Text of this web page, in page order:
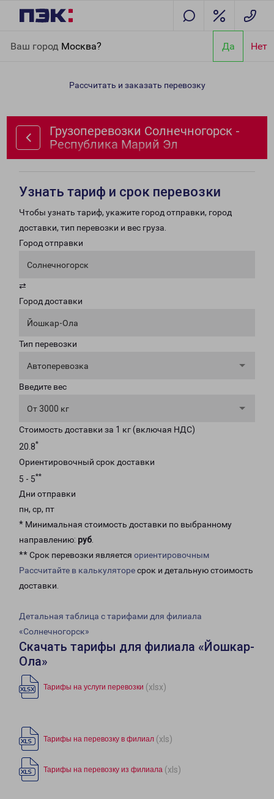
Ваш город Москва? Да Нет
Республика Марий Эл
Рассчитать и заказать перевозку
Грузоперевозки Солнечногорск -
Республика Марий Эл
Узнать тариф и срок перевозки
Чтобы узнать тариф, укажите город отправки, город
доставки, тип перевозки и вес груза.
Город отправки
Солнечногорск
⇄
Город доставки
Йошкар-Ола
Тип перевозки
Автоперевозка
Введите вес
От 3000 кг
Стоимость доставки за 1 кг (включая НДС)
20.8*
Ориентировочный срок доставки
5 - 5**
Дни отправки
пн, ср, пт
* Минимальная стоимость доставки по выбранному
направлению: руб.
** Срок перевозки является ориентировочным
Рассчитайте в калькуляторесрок и детальную стоимость
доставки.
Детальная таблица с тарифами для филиала
«Солнечногорск»
Скачать тарифы для филиала «Йошкар-
Ола»
Тарифы на услуги перевозки (xlsx)
Тарифы на перевозку в филиал (xls)
Тарифы на перевозку из филиала (xls)